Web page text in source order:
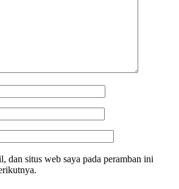
dan situs web saya pada peramban ini